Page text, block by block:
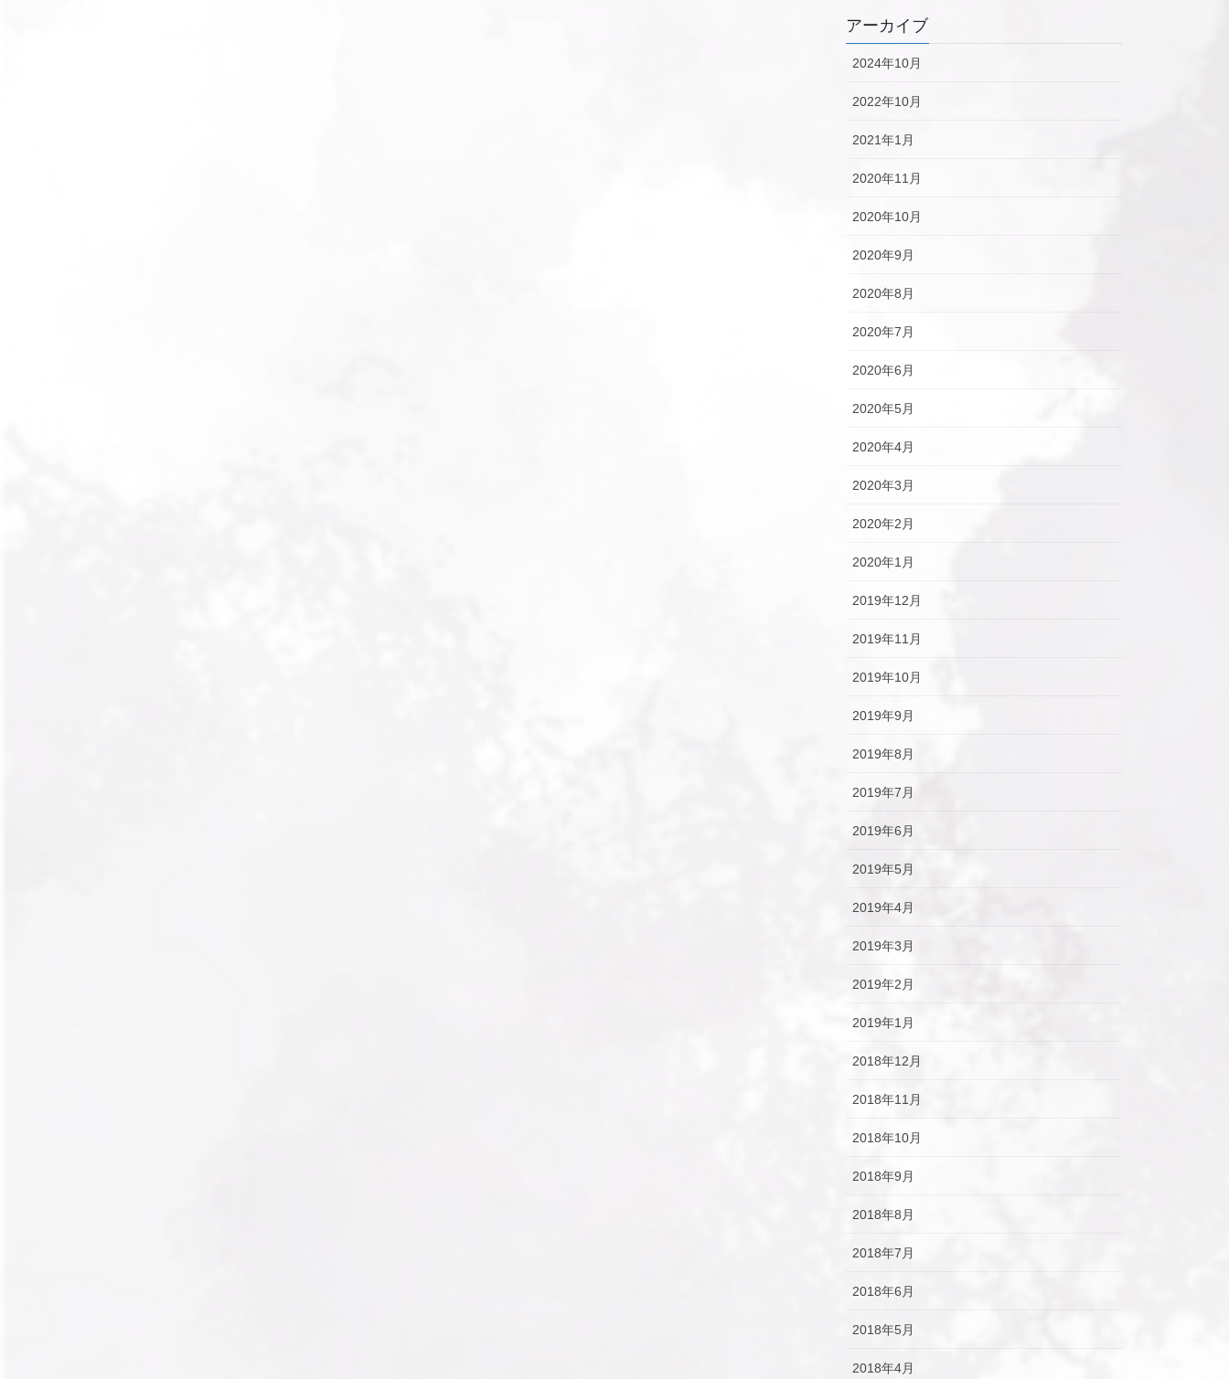
アーカイブ
2024年10月
2022年10月
2021年1月
2020年11月
2020年10月
2020年9月
2020年8月
2020年7月
2020年6月
2020年5月
2020年4月
2020年3月
2020年2月
2020年1月
2019年12月
2019年11月
2019年10月
2019年9月
2019年8月
2019年7月
2019年6月
2019年5月
2019年4月
2019年3月
2019年2月
2019年1月
2018年12月
2018年11月
2018年10月
2018年9月
2018年8月
2018年7月
2018年6月
2018年5月
2018年4月